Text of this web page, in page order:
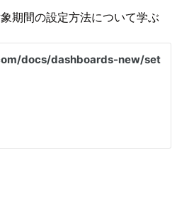
期間の設定方法について学ぶ